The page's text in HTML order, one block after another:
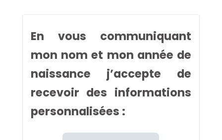
En vous communiquant
mon nom et mon année de
naissance j’accepte de
recevoir des informations
personnalisées :